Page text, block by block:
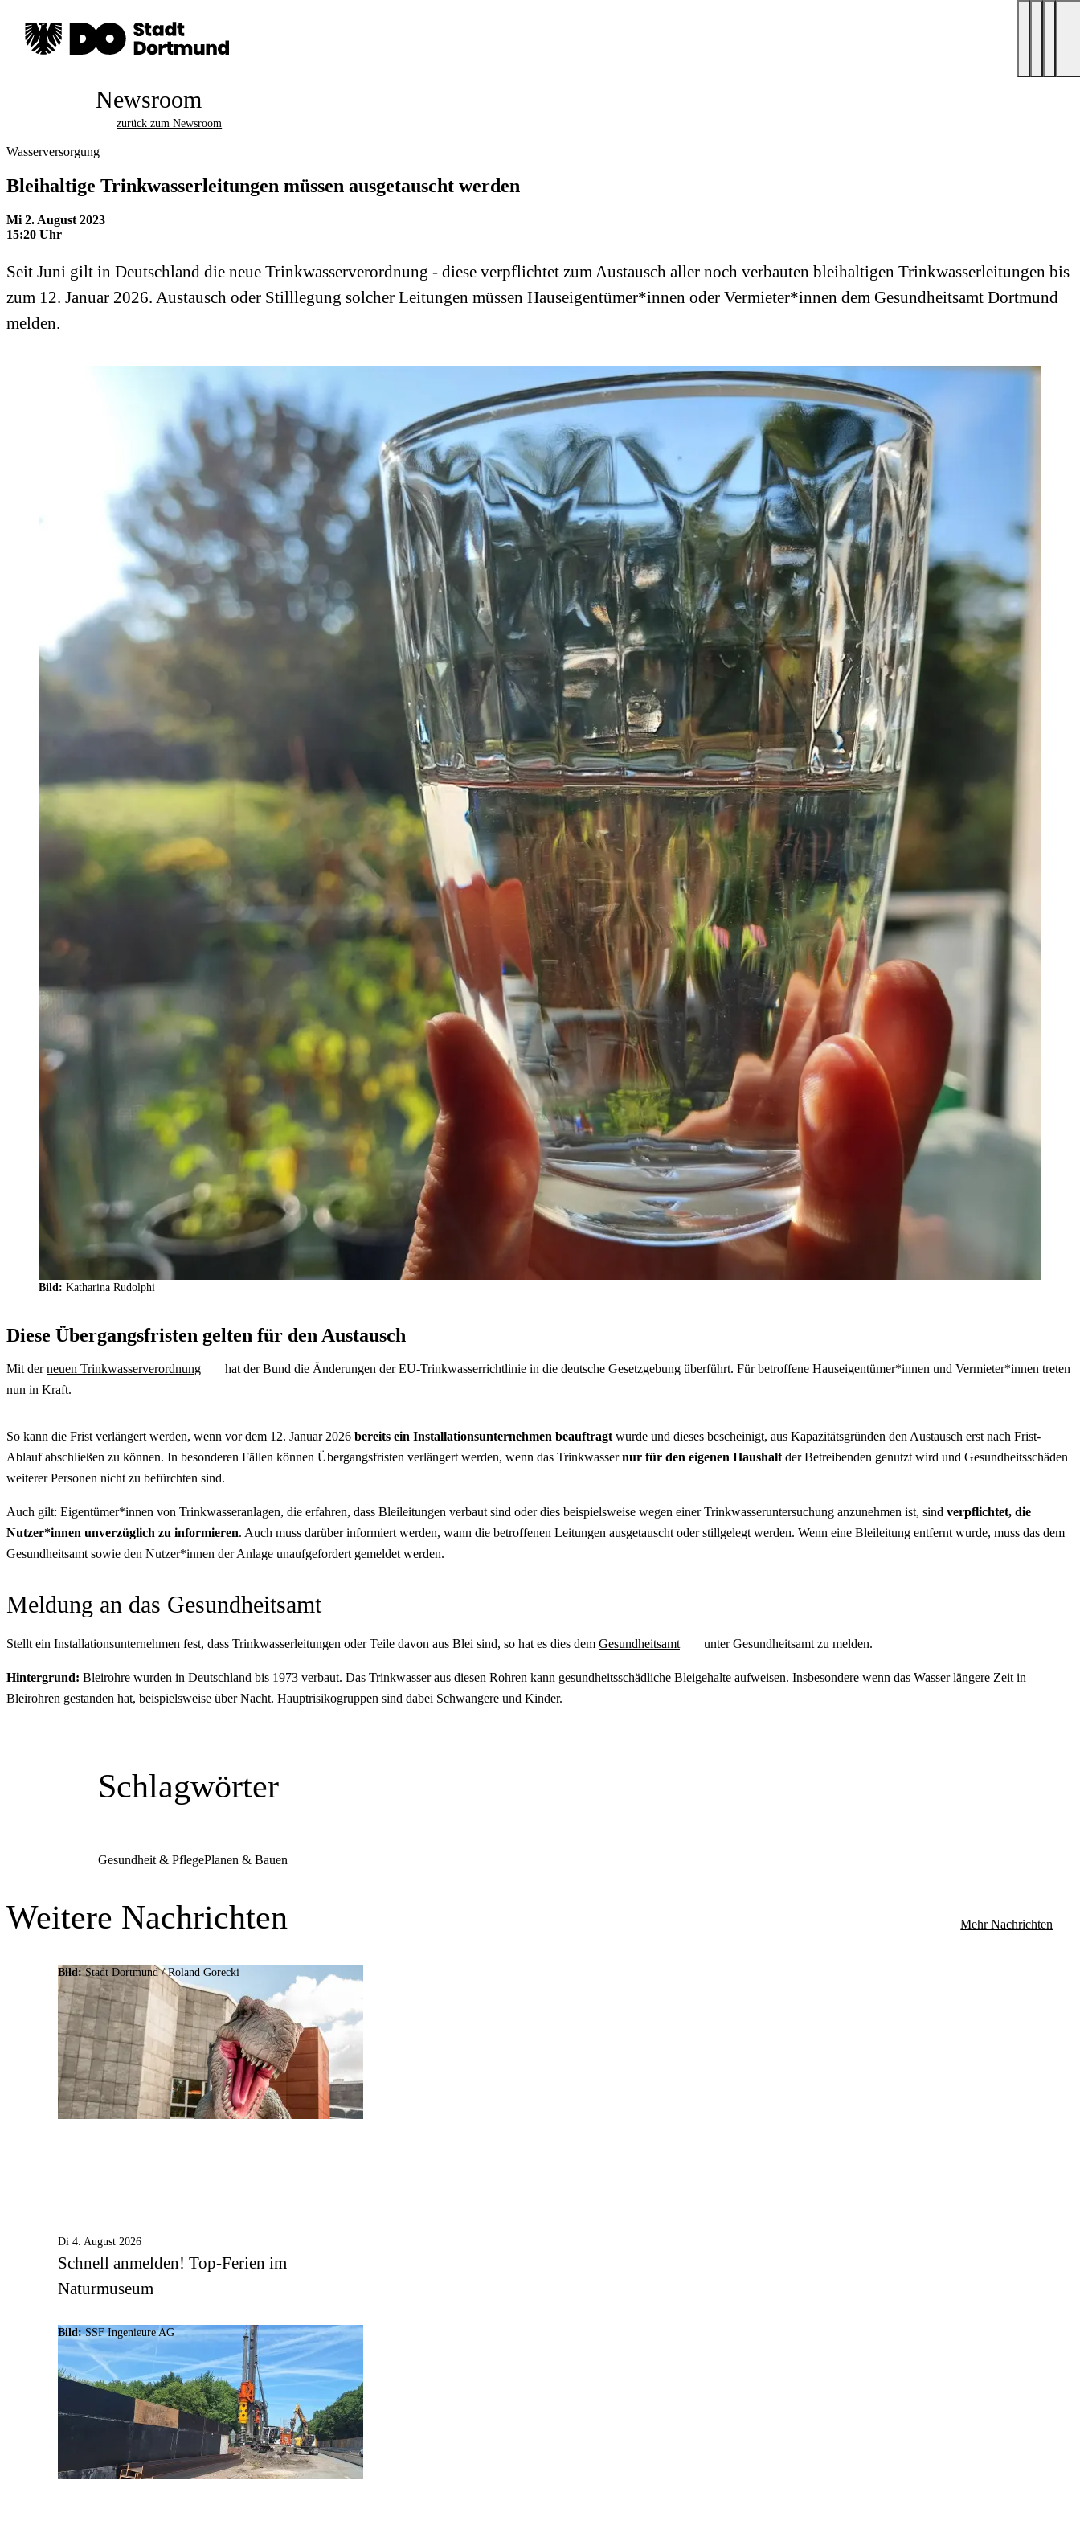
Newsroom
zurück zum Newsroom
Wasserversorgung
Bleihaltige Trinkwasserleitungen müssen ausgetauscht werden
Mi 2. August 2023
15:20 Uhr
Seit Juni gilt in Deutschland die neue Trinkwasserverordnung - diese verpflichtet zum Austausch aller noch verbauten bleihaltigen Trinkwasserleitungen bis
zum 12. Januar 2026. Austausch oder Stilllegung solcher Leitungen müssen Hauseigentümer*innen oder Vermieter*innen dem Gesundheitsamt Dortmund
melden.
Bild: Katharina Rudolphi
Diese Übergangsfristen gelten für den Austausch
Mit derneuen Trinkwasserverordnung
hat der Bund die Änderungen der EU-Trinkwasserrichtlinie in die deutsche Gesetzgebung überführt. Für betroffene Hauseigentümer*innen und Vermieter*innen treten
nun in Kraft.
So kann die Frist verlängert werden, wenn vor dem 12. Januar 2026 bereits ein Installationsunternehmen beauftragt wurde und dieses bescheinigt, aus Kapazitätsgründen den Austausch erst nach Frist-
Ablauf abschließen zu können. In besonderen Fällen können Übergangsfristen verlängert werden, wenn das Trinkwassernur für den eigenen Haushalt der Betreibenden genutzt wird und Gesundheitsschäden
weiterer Personen nicht zu befürchten sind.
Auch gilt: Eigentümer*innen von Trinkwasseranlagen, die erfahren, dass Bleileitungen verbaut sind oder dies beispielsweise wegen einer Trinkwasseruntersuchung anzunehmen ist, sind verpflichtet, die
Nutzer*innen unverzüglich zu informieren. Auch muss darüber informiert werden, wann die betroffenen Leitungen ausgetauscht oder stillgelegt werden. Wenn eine Bleileitung entfernt wurde, muss das dem
Gesundheitsamt sowie den Nutzer*innen der Anlage unaufgefordert gemeldet werden.
Meldung an das Gesundheitsamt
Stellt ein Installationsunternehmen fest, dass Trinkwasserleitungen oder Teile davon aus Blei sind, so hat es dies dem Gesundheitsamt unter Gesundheitsamt zu melden.
Hintergrund: Bleirohre wurden in Deutschland bis 1973 verbaut. Das Trinkwasser aus diesen Rohren kann gesundheitsschädliche Bleigehalte aufweisen. Insbesondere wenn das Wasser längere Zeit in
Bleirohren gestanden hat, beispielsweise über Nacht. Hauptrisikogruppen sind dabei Schwangere und Kinder.
Schlagwörter
Gesundheit & PflegePlanen & Bauen
Weitere Nachrichten Mehr Nachrichten
Bild:Stadt Dortmund / Roland Gorecki
Di 4. August 2026
Schnell anmelden! Top-Ferien im
Naturmuseum
Bild: SSF Ingenieure AG